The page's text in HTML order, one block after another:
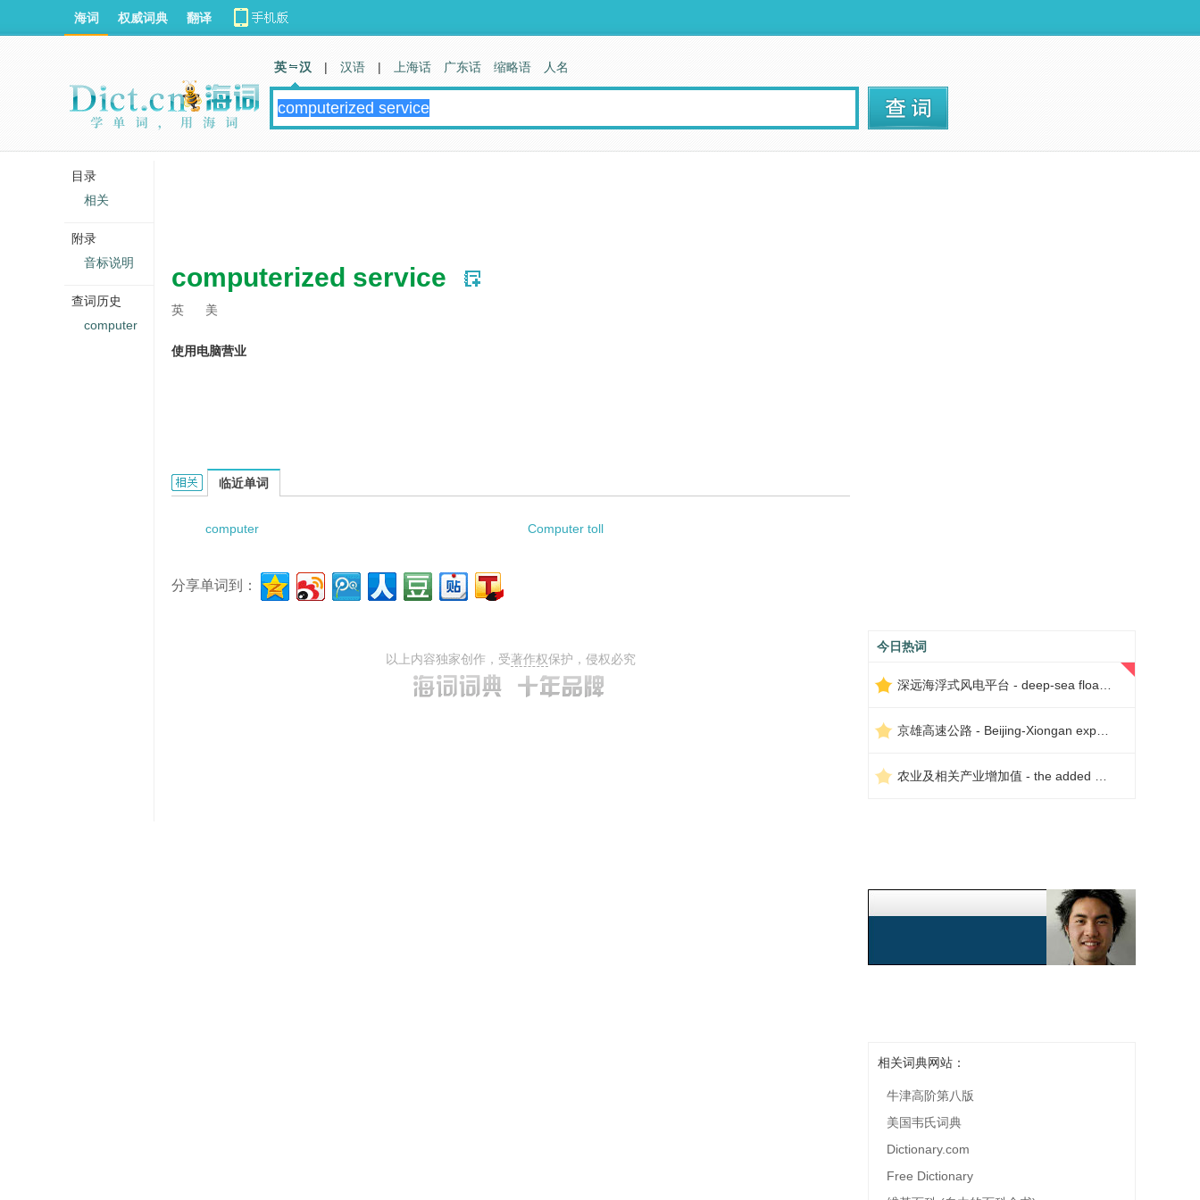
computerized service
英 美
使用电脑营业
computerized service的相关资料：
临近单词
computer Computer toll
分享单词到：
以上内容独家创作，受著作权保护，侵权必究
今日热词
相关词典网站：
牛津高阶第八版
美国韦氏词典
Dictionary.com
Free Dictionary
海词 权威词典 翻译
英 汉 | 汉语 | 上海话 广东话 缩略语 人名
目录
相关
附录
音标说明
查词历史
computer